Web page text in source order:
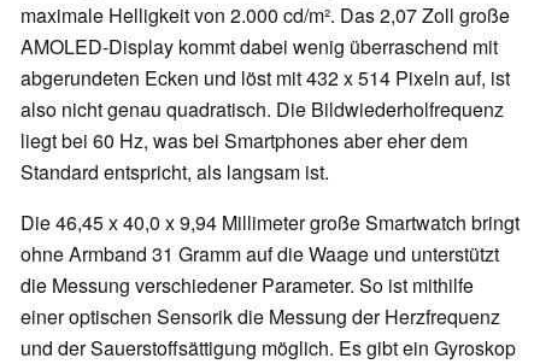
maximale Helligkeit von 2.000 cd/m². Das 2,07 Zoll große
AMOLED-Display kommt dabei wenig überraschend mit
abgerundeten Ecken und löst mit 432 x 514 Pixeln auf, ist
also nicht genau quadratisch. Die Bildwiederholfrequenz
liegt bei 60 Hz, was bei Smartphones aber eher dem
Standard entspricht, als langsam ist.
Die 46,45 x 40,0 x 9,94 Millimeter große Smartwatch bringt
ohne Armband 31 Gramm auf die Waage und unterstützt
die Messung verschiedener Parameter. So ist mithilfe
einer optischen Sensorik die Messung der Herzfrequenz
und der Sauerstoffsättigung möglich. Es gibt ein Gyroskop